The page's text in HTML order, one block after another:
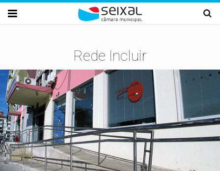
Passar para o conteúdo principal

Rede Incluir